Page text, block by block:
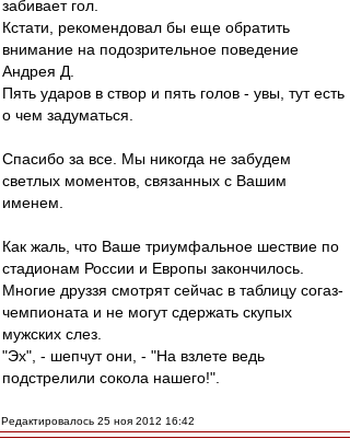
забивает гол.
Кстати, рекомендовал бы еще обратить
внимание на подозрительное поведение
Андрея Д.
Пять ударов в створ и пять голов - увы, тут есть
о чем задуматься.
Спасибо за все. Мы никогда не забудем
светлых моментов, связанных с Вашим
именем.
Как жаль, что Ваше триумфальное шествие по
стадионам России и Европы закончилось.
Многие друззя смотрят сейчас в таблицу согаз-
чемпионата и не могут сдержать скупых
мужских слез.
"Эх", - шепчут они, - "На взлете ведь
подстрелили сокола нашего!".
Редактировалось 25 ноя 2012 16:42